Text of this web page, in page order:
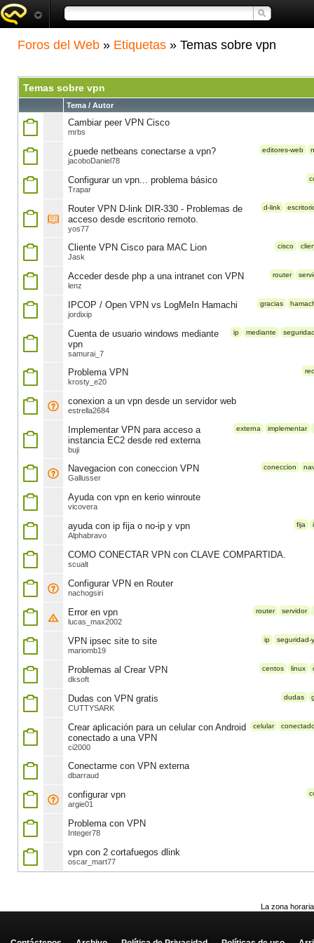
Foros del Web » Etiquetas » Temas sobre vpn
Temas sobre vpn
Tema / Autor
Cambiar peer VPN Cisco
mrbs
editores-web
¿puede netbeans conectarse a vpn?
jacoboDaniel78
Configurar un vpn... problema básico
Trapar
d-link
Router VPN D-link DIR-330 - Problemas de
acceso desde escritorio remoto.
yos77
cisco
Cliente VPN Cisco para MAC Lion
Jask
router
Acceder desde php a una intranet con VPN
lenz
gracias
IPCOP / Open VPN vs LogMeIn Hamachi
jordixip
ip mediante
Cuenta de usuario windows mediante
vpn
samurai_7
Problema VPN
krosty_e20
conexion a un vpn desde un servidor web
estrella2684
externa implementar
Implementar VPN para acceso a
instancia EC2 desde red externa
buji
coneccion
Navegacion con coneccion VPN
Gallusser
Ayuda con vpn en kerio winroute
vicovera
fija
ayuda con ip fija o no-ip y vpn
Alphabravo
COMO CONECTAR VPN con CLAVE COMPARTIDA.
scualt
Configurar VPN en Router
nachogsiri
router servidor
Error en vpn
lucas_max2002
ip seguridad-
VPN ipsec site to site
mariomb19
centos linux
Problemas al Crear VPN
dksoft
dudas
Dudas con VPN gratis
CUTTYSARK
celular
Crear aplicación para un celular con Android
conectado a una VPN
ci2000
Conectarme con VPN externa
dbarraud
configurar vpn
argie01
Problema con VPN
Integer78
vpn con 2 cortafuegos dlink
oscar_mart77
La zona